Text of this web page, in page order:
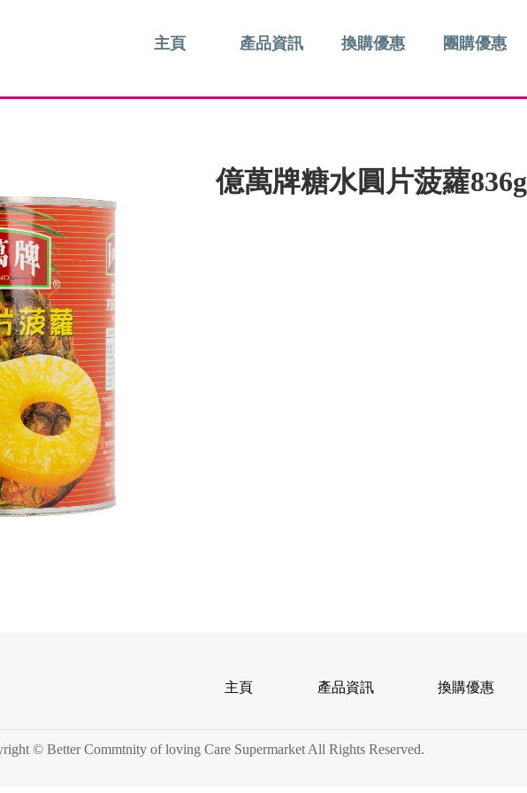
主頁 產品資訊 換購優惠 團購優惠
億萬牌糖水圓片菠蘿836g
主頁 產品資訊 換購優惠
© Better Commtnity of loving Care Supermarket All Rights Reserved.